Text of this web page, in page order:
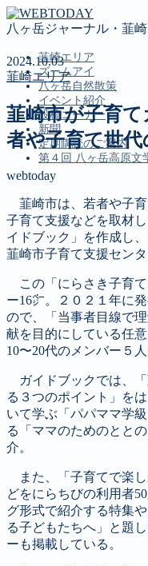
八ヶ岳ジャーナル・韮
韮崎エリア
ズームアイ
八ヶ岳自然散策
イベント紹介
投稿コーナー
新聞
定期購読のご案内
第４回 八ヶ岳高原文
MENU
韮崎エリア
ズームアイ
イベント紹介
投稿コーナー
新聞
定期購読のご案内
第４回 八ヶ岳高原
2024.10.03
韮崎エリア
韮崎市が子育
者や子育て世
webtoday
韮崎市は、若者や子
子育て支援などを取材
イドブック」を作成し
韮崎市子育て支援セン
この「にらさき子育
ー16㌻。２０２１年に
ので、「当事者目線で
献を目的にしている任
10〜20代のメンバー５
ガイドブックでは、
る３つのポイント」を
いて学ぶ「パパママ学
る「ママのためのとと
介。
また、「子育てで楽
どをにらちびの利用者
グ形式で紹介する特集
る子どもたちへ」と題
ーも掲載している。